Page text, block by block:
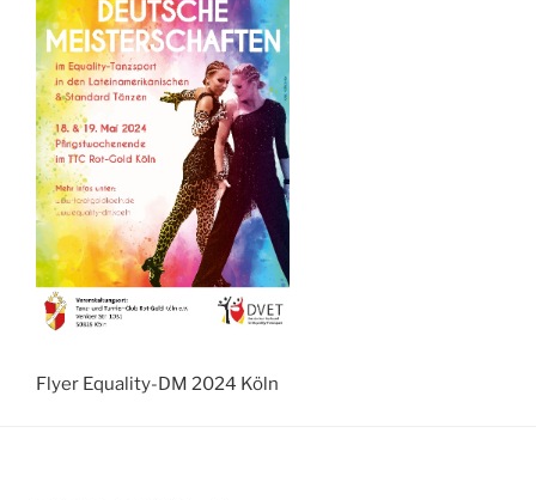
Flyer Equality-DM 2024 Köln